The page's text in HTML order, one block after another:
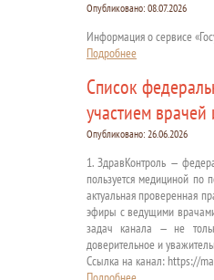
Опубликовано: 08.07.2026
Информация о сервисе
Подробнее
Список
участием
Опубликовано: 26.06.2026
1. ЗдравКонтроль —
пользуется медициной
актуальная проверенная
эфиры с ведущими
задач канала — не
доверительное и
Ссылка на канал: https://